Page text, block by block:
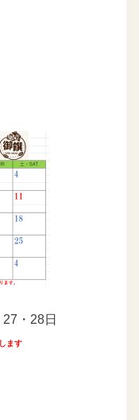
・28日
ます